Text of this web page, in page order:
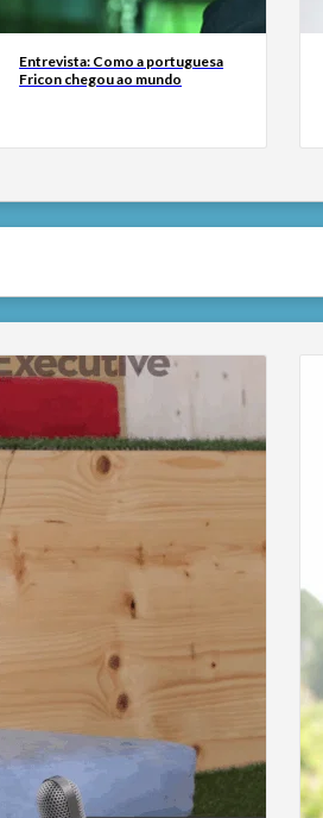
Entrevista: Como a portuguesa
Fricon chegou ao mundo